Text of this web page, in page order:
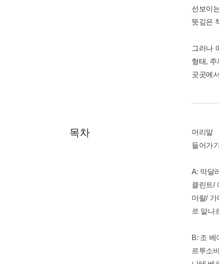
선보이
뜻깊은
그러나
형태,
곳곳에
목차
머리말
들어가
A: 막달
클린트/
마랄/
르 알나
B: 조 베
르투소